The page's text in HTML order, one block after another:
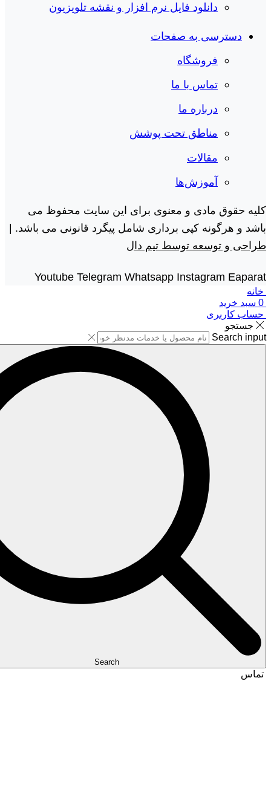
دانلود فایل نرم افزار و نقشه تلویزیون
دسترسی به صفحات
فروشگاه
تماس با ما
درباره ما
مناطق تحت پوشش
مقالات
آموزش‌ها
کلیه حقوق مادی و معنوی برای این سایت محفوظ می
باشد و هرگونه کپی برداری شامل پیگرد قانونی می باشد. |
طراحی و توسعه توسط تیم دال
Youtube Telegram Whatsapp Instagram Eaparat
خانه
0 سبد خرید
حساب کاربری
جستجو
Search input
Search
تماس